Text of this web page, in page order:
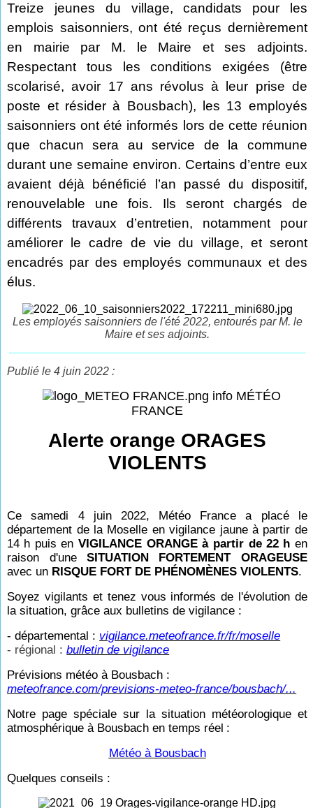
Treize jeunes du village, candidats pour les
emplois saisonniers, ont été reçus dernièrement
en mairie par M. le Maire et ses adjoints.
Respectant tous les conditions exigées (être
scolarisé, avoir 17 ans révolus à leur prise de
poste et résider à Bousbach), les 13 employés
saisonniers ont été informés lors de cette réunion
que chacun sera au service de la commune
durant une semaine environ. Certains d’entre eux
avaient déjà bénéficié l’an passé du dispositif,
renouvelable une fois. Ils seront chargés de
différents travaux d’entretien, notamment pour
améliorer le cadre de vie du village, et seront
encadrés par des employés communaux et des
élus.
Les employés saisonniers de l'été 2022, entourés par M. le
Maire et ses adjoints.
Publié le 4 juin 2022 :
info MÉTÉO
FRANCE
Alerte orange ORAGES
VIOLENTS
Ce samedi 4 juin 2022, Météo France a placé le
département de la Moselle en vigilance jaune à partir de
14 h puis en VIGILANCE ORANGE à partir de 22 h en
raison d'une SITUATION FORTEMENT ORAGEUSE
avec un RISQUE FORT DE PHÉNOMÈNES VIOLENTS.
Soyez vigilants et tenez vous informés de l'évolution de
la situation, grâce aux bulletins de vigilance :
- départemental : vigilance.meteofrance.fr/fr/moselle
- régional :bulletin de vigilance
Prévisions météo à Bousbach :
meteofrance.com/previsions-meteo-france/bousbach/...
Notre page spéciale sur la situation météorologique et
atmosphérique à Bousbach en temps réel :
Météo à Bousbach
Quelques conseils :